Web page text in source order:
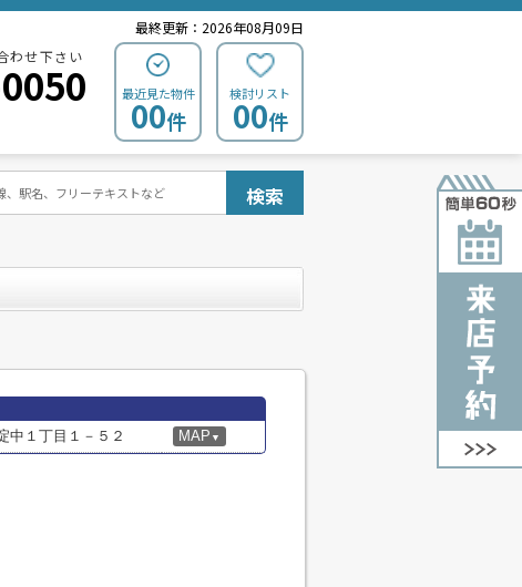
最終更新：2026年08月09日
わせ下さい
最近見た物件
00件
検討リスト
00件
検索
中１丁目１－５２ MAP ▼